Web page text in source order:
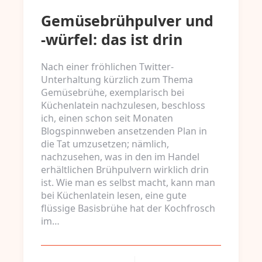
Gemüsebrühpulver und
-würfel: das ist drin
Nach einer fröhlichen Twitter-
Unterhaltung kürzlich zum Thema
Gemüsebrühe, exemplarisch bei
Küchenlatein nachzulesen, beschloss
ich, einen schon seit Monaten
Blogspinnweben ansetzenden Plan in
die Tat umzusetzen; nämlich,
nachzusehen, was in den im Handel
erhältlichen Brühpulvern wirklich drin
ist. Wie man es selbst macht, kann man
bei Küchenlatein lesen, eine gute
flüssige Basisbrühe hat der Kochfrosch
im…